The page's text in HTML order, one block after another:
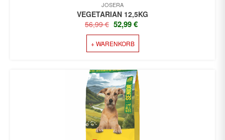
JOSERA
VEGETARIAN 12,5KG
56,99€ URSPRÜNGLICHER
PREIS
WAR:
56,99 €
52,99€
+ WARENKORB